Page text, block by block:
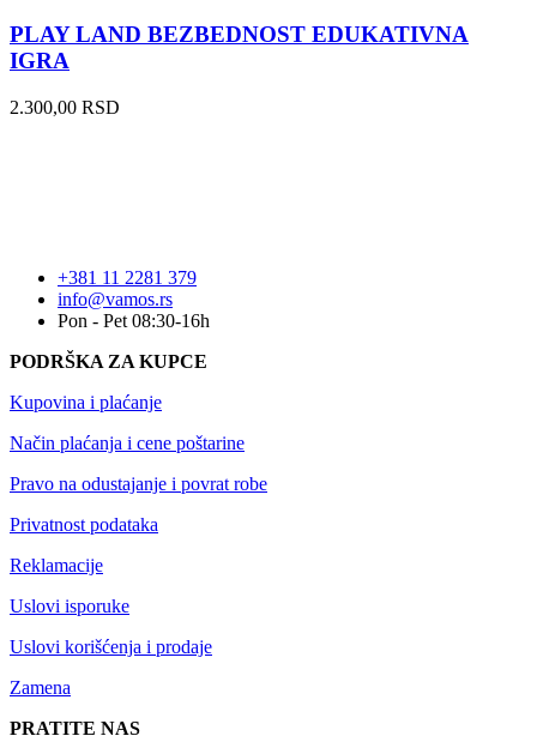
PLAY LAND BEZBEDNOST EDUKATIVNA
IGRA
2.300,00 RSD
+381 11 2281 379
info@vamos.rs
Pon - Pet 08:30-16h
PODRŠKA ZA KUPCE
Kupovina i plaćanje
Način plaćanja i cene poštarine
Pravo na odustajanje i povrat robe
Privatnost podataka
Reklamacije
Uslovi isporuke
Uslovi korišćenja i prodaje
Zamena
PRATITE NAS